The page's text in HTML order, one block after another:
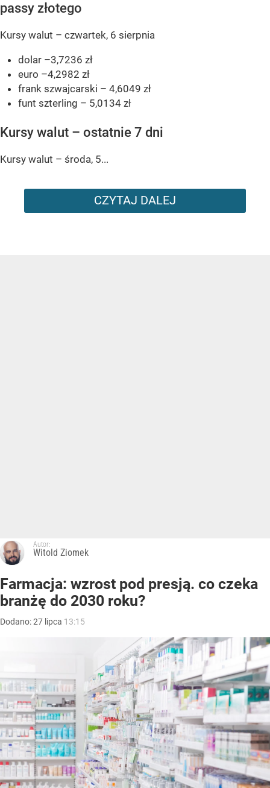
passy złotego
Kursy walut – czwartek, 6 sierpnia
dolar –3,7236 zł
euro –4,2982 zł
frank szwajcarski – 4,6049 zł
funt szterling – 5,0134 zł
Kursy walut – ostatnie 7 dni
Kursy walut – środa, 5...
CZYTAJ DALEJ
Autor:
Witold Ziomek
Farmacja: wzrost pod presją. co czeka
branżę do 2030 roku?
Dodano:27 lipca 13:15